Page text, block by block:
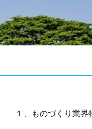
１、ものづくり業界